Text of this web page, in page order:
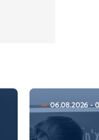
06.08.2026 -